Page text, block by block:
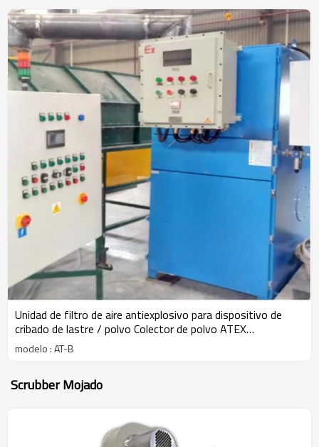
Unidad de filtro de aire antiexplosivo para dispositivo de
cribado de lastre / polvo Colector de polvo ATEX
autolimpiante
modelo : AT-B
Scrubber Mojado